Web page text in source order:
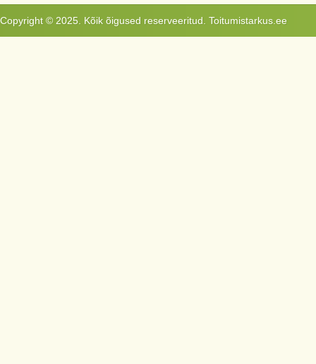
Copyright © 2025. Kõik õigused reserveeritud. Toitumistarkus.ee